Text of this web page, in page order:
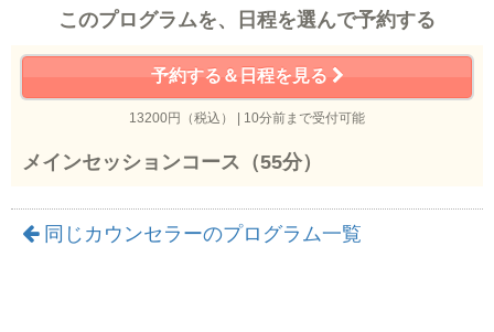
このプログラムを、日程を選んで予約する
予約する＆日程を見る
13200円（税込） | 10分前まで受付可能
メインセッションコース（55分）
同じカウンセラーのプログラム一覧